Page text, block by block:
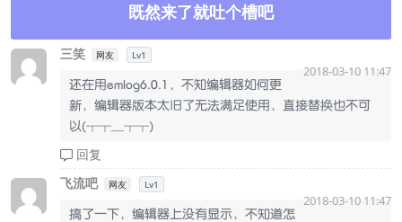
既然来了就吐个槽吧
三笑 网友 Lv1
2018-03-10 11:47
还在用emlog6.0.1，不知编辑器如何更
新，编辑器版本太旧了无法满足使用，直接替换也不可
以(┬┬﹏┬┬)
回复
飞流吧
网友 Lv1
2018-03-10 11:47
搞了一下，编辑器上没有显示，不知道怎